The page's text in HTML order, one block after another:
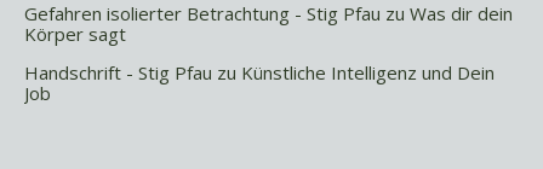
Gefahren isolierter Betrachtung - Stig Pfau zu Was dir dein
Körper sagt
Handschrift - Stig Pfau zu Künstliche Intelligenz und Dein
Job